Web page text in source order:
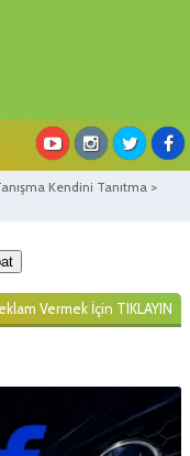
Kendini Tanıtma >
Vermek İçin TIKLAYIN